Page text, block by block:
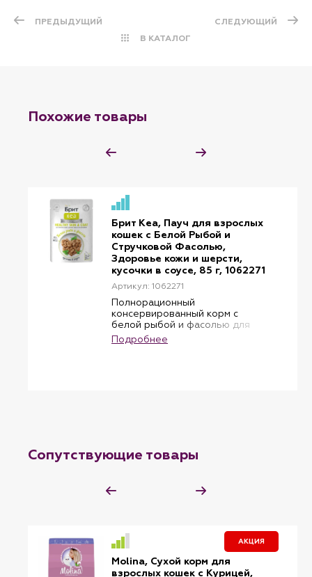
ПРЕДЫДУЩИЙ
В КАТАЛОГ
СЛЕДУЮЩИЙ
Похожие товары
Брит Кеа, Пауч для взрослых
кошек с Белой Рыбой и
Стручковой Фасолью,
Здоровье кожи и шерсти,
кусочки в соусе, 85 г, 1062271
Артикул: 1062271
Полнорационный
консервированный корм с
белой рыбой и фасолью для
взрослых кошек «Здоровье
кожи и красота шерсти». Мясо
витамины группы В и К, ценную
Подробнее
Сопутствующие товары
АКЦИЯ
Molina, Сухой корм для
взрослых кошек с Курицей,